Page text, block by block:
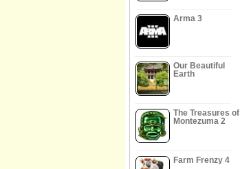
Arma 3
Our Beautiful
Earth
The Treasures of
Montezuma 2
Farm Frenzy 4